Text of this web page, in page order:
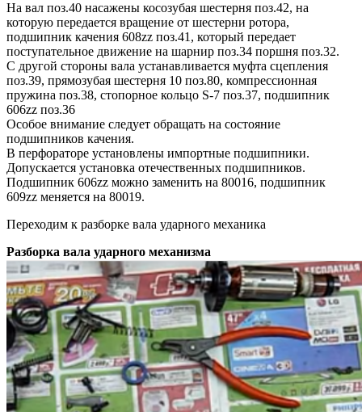
На вал поз.40 насажены косозубая шестерня поз.42, на
которую передается вращение от шестерни ротора,
подшипник качения 608zz поз.41, который передает
поступательное движение на шарнир поз.34 поршня поз.32.
С другой стороны вала устанавливается муфта сцепления
поз.39, прямозубая шестерня 10 поз.80, компрессионная
пружина поз.38, стопорное кольцо S-7 поз.37, подшипник
606zz поз.36
Особое внимание следует обращать на состояние
подшипников качения.
В перфораторе установлены импортные подшипники.
Допускается установка отечественных подшипников.
Подшипник 606zz можно заменить на 80016, подшипник
609zz меняется на 80019.
Переходим к разборке вала ударного механика
Разборка вала ударного механизма